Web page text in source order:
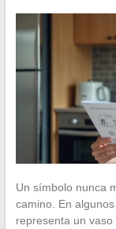
Un símbolo nunca
camino. En
representa un